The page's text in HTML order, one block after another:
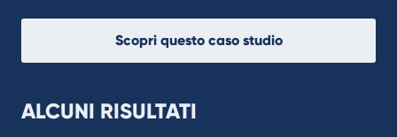
Scopri questo caso studio
ALCUNI RISULTATI